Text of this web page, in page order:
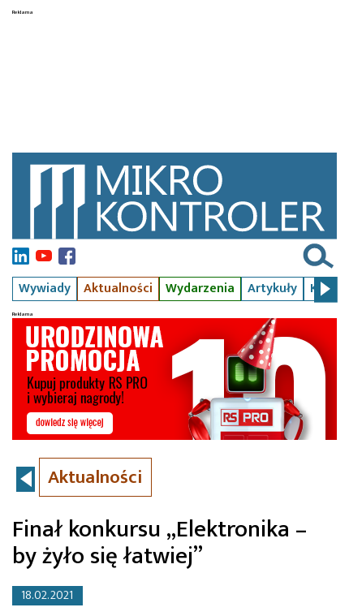
Wywiady Aktualności Wydarzenia Artykuły Kursy
Aktualności
Finał konkursu „Elektronika –
by żyło się łatwiej”
18.02.2021